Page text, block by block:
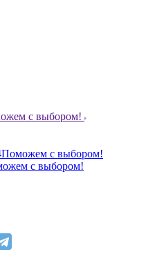
с выбором!
Поможем с выбором!
с выбором!